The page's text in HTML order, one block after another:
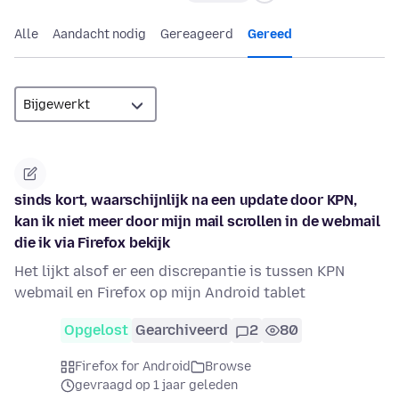
Alle Aandacht nodig Gereageerd Gereed
sinds kort, waarschijnlijk na een update door KPN,
kan ik niet meer door mijn mail scrollen in de webmail
die ik via Firefox bekijk
Het lijkt alsof er een discrepantie is tussen KPN
webmail en Firefox op mijn Android tablet
Opgelost Gearchiveerd 2 80
Firefox for Android
Browse
gevraagd op 1 jaar geleden